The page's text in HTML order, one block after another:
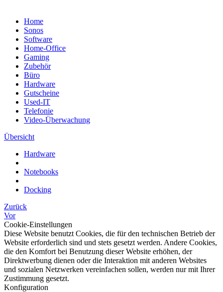
Home
Sonos
Software
Home-Office
Gaming
Zubehör
Büro
Hardware
Gutscheine
Used-IT
Telefonie
Video-Überwachung
Übersicht
Hardware
Notebooks
Docking
Zurück
Vor
Cookie-Einstellungen
Diese Website benutzt Cookies, die für den technischen Betrieb der
Website erforderlich sind und stets gesetzt werden. Andere Cookies,
die den Komfort bei Benutzung dieser Website erhöhen, der
Direktwerbung dienen oder die Interaktion mit anderen Websites
und sozialen Netzwerken vereinfachen sollen, werden nur mit Ihrer
Zustimmung gesetzt.
Konfiguration